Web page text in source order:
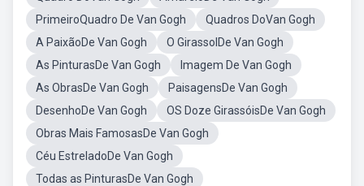
PrimeiroQuadro De Van Gogh
Quadros DoVan Gogh
A PaixãoDe Van Gogh
O GirassolDe Van Gogh
As PinturasDe Van Gogh
Imagem De Van Gogh
As ObrasDe Van Gogh
PaisagensDe Van Gogh
DesenhoDe Van Gogh
OS Doze GirassóisDe Van Gogh
Obras Mais FamosasDe Van Gogh
Céu EstreladoDe Van Gogh
Todas as PinturasDe Van Gogh